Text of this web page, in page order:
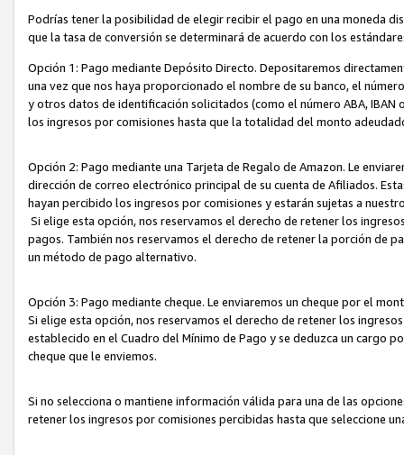
Podrías tener la posibilidad de elegir recibir el pago en una moneda
que la tasa de conversión se determinará de acuerdo con los
Opción 1: Pago mediante Depósito Directo. Depositaremos
una vez que nos haya proporcionado el nombre de su banco, el
y otros datos de identificación solicitados (como el número ABA,
los ingresos por comisiones hasta que la totalidad del monto
Opción 2: Pago mediante una Tarjeta de Regalo de Amazon. Le
dirección de correo electrónico principal de su cuenta de Afiliados.
hayan percibido los ingresos por comisiones y estarán sujetas a
Si elige esta opción, nos reservamos el derecho de retener los
pagos. También nos reservamos el derecho de retener la porción de
un método de pago alternativo.
Opción 3: Pago mediante cheque. Le enviaremos un cheque por el
Si elige esta opción, nos reservamos el derecho de retener los
establecido en el Cuadro del Mínimo de Pago y se deduzca un cargo
cheque que le enviemos.
Si no selecciona o mantiene información válida para una de las
retener los ingresos por comisiones percibidas hasta que seleccione